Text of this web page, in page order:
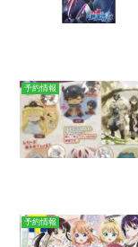
予約情報
予約情報